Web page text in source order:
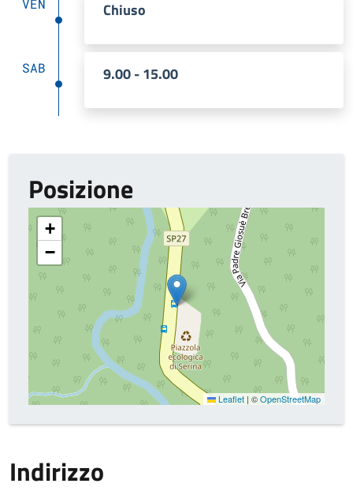
VEN Chiuso
SAB 9.00 - 15.00
Posizione
+
−
Leaflet | ©OpenStreetMap
Indirizzo